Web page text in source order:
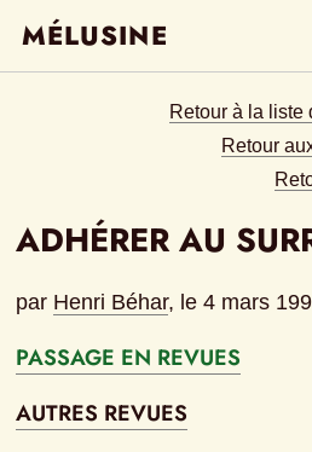
MÉLUSINE
Retour à la liste
Retour
ADHÉRER AU
par Henri Béhar, le 4 mars
PASSAGE EN REVUES
AUTRES REVUES